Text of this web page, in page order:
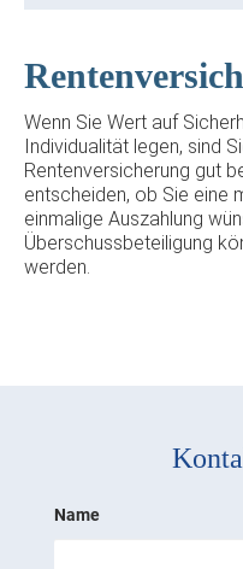
Wenn Sie Wert auf
Individualität legen, sind
Rentenversicherung gut
entscheiden, ob Sie eine
einmalige Auszahlung
Überschussbeteiligung
werden.
Name